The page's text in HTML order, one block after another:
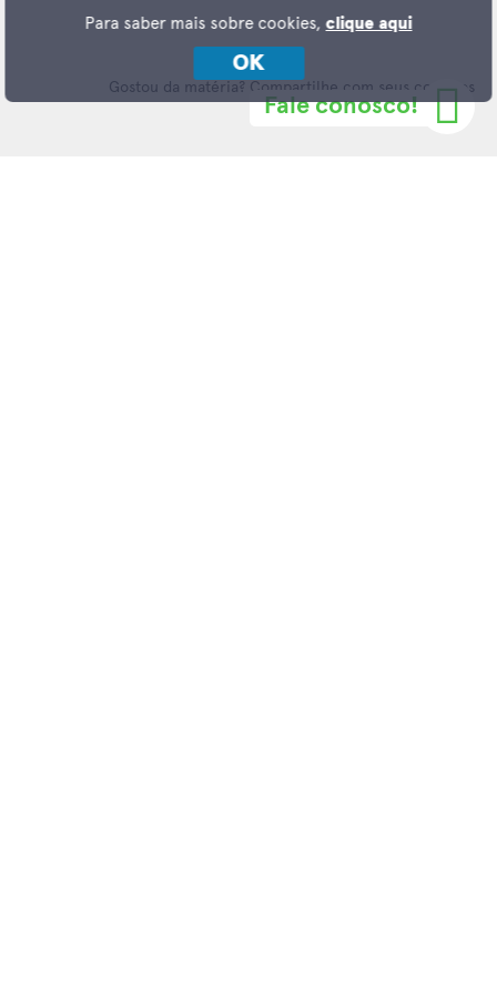
Para saber mais sobre cookies,clique aqui
OK
Gostou da matéria? Compartilhe com seus contatos
Fale conosco!